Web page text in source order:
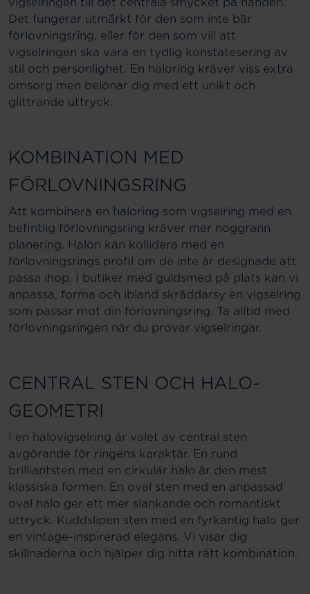
Det fungerar utmärkt för den som inte bär
förlovningsring, eller för den som vill att
vigselringen ska vara en tydlig konstatesering av
stil och personlighet. En haloring kräver viss extra
omsorg men belönar dig med ett unikt och
glittrande uttryck.
KOMBINATION MED
FÖRLOVNINGSRING
Att kombinera en haloring som vigselring med en
befintlig förlovningsring kräver mer noggrann
planering. Halon kan kollidera med en
förlovningsrings profil om de inte är designade att
passa ihop. I butiker med guldsmed på plats kan vi
anpassa, forma och ibland skräddarsy en vigselring
som passar mot din förlovningsring. Ta alltid med
förlovningsringen när du provar vigselringar.
CENTRAL STEN OCH HALO-
GEOMETRI
I en halovigselring är valet av central sten
avgörande för ringens karaktär. En rund
brilliantsten med en cirkulär halo är den mest
klassiska formen. En oval sten med en anpassad
oval halo ger ett mer slankande och romantiskt
uttryck. Kuddslipen sten med en fyrkantig halo ger
en vintage-inspirerad elegans. Vi visar dig
skillnaderna och hjälper dig hitta rätt kombination.